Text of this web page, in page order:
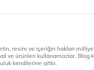
resim ve içeriğin hakları
ürünleri kullanamazlar. Blog
kendilerine aittir.